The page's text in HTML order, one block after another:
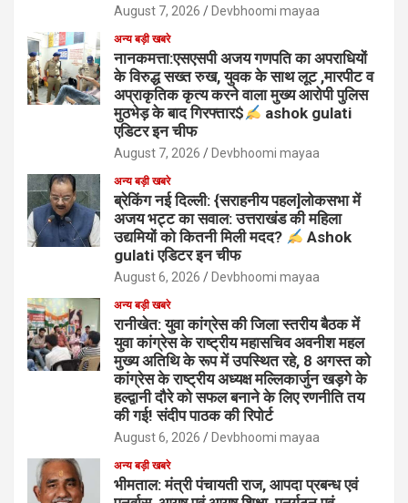
August 7, 2026 Devbhoomi mayaa
अन्य बड़ी खबरे
नानकमत्ता:एसएसपी अजय गणपति का अपराधियों
के विरुद्ध सख्त रुख, युवक के साथ लूट ,मारपीट व
अप्राकृतिक कृत्य करने वाला मुख्य आरोपी पुलिस
मुठभेड़ के बाद गिरफ्तार$
ashok gulati
एडिटर इन चीफ
August 7, 2026 Devbhoomi mayaa
अन्य बड़ी खबरे
ब्रेकिंग नई दिल्ली: {सराहनीय पहल]लोकसभा में
अजय भट्ट का सवाल: उत्तराखंड की महिला
उद्यमियों को कितनी मिली मदद?
Ashok
gulati एडिटर इन चीफ
August 6, 2026 Devbhoomi mayaa
अन्य बड़ी खबरे
रानीखेत: युवा कांग्रेस की जिला स्तरीय बैठक में
युवा कांग्रेस के राष्ट्रीय महासचिव अवनीश महल
मुख्य अतिथि के रूप में उपस्थित रहे, 8 अगस्त को
कांग्रेस के राष्ट्रीय अध्यक्ष मल्लिकार्जुन खड़गे के
हल्द्वानी दौरे को सफल बनाने के लिए रणनीति तय
की गई! संदीप पाठक की रिपोर्ट
August 6, 2026 Devbhoomi mayaa
अन्य बड़ी खबरे
भीमताल: मंत्री पंचायती राज, आपदा प्रबन्ध एवं